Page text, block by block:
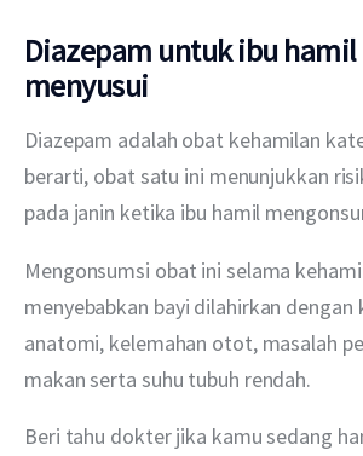
Diazepam untuk ibu hamil
menyusui
Diazepam adalah obat kehamilan
berarti, obat satu ini menunjukkan
pada janin ketika ibu hamil
Mengonsumsi obat ini selama
menyebabkan bayi dilahirkan dengan
anatomi, kelemahan otot, masalah
makan serta suhu tubuh rendah.
Beri tahu dokter jika kamu sedang